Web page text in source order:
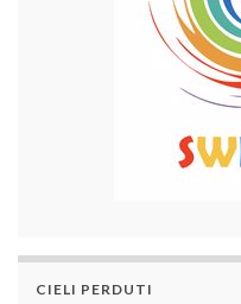
CIELI PERDUTI